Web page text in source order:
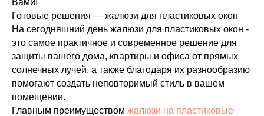
Вами!
Готовые решения — жалюзи для пластиковых окон
На сегодняшний день жалюзи для пластиковых окон -
это самое практичное и современное решение для
защиты вашего дома, квартиры и офиса от прямых
солнечных лучей, а также благодаря их разнообразию
помогают создать неповторимый стиль в вашем
помещении.
Главным преимуществом жалюзи на пластиковые